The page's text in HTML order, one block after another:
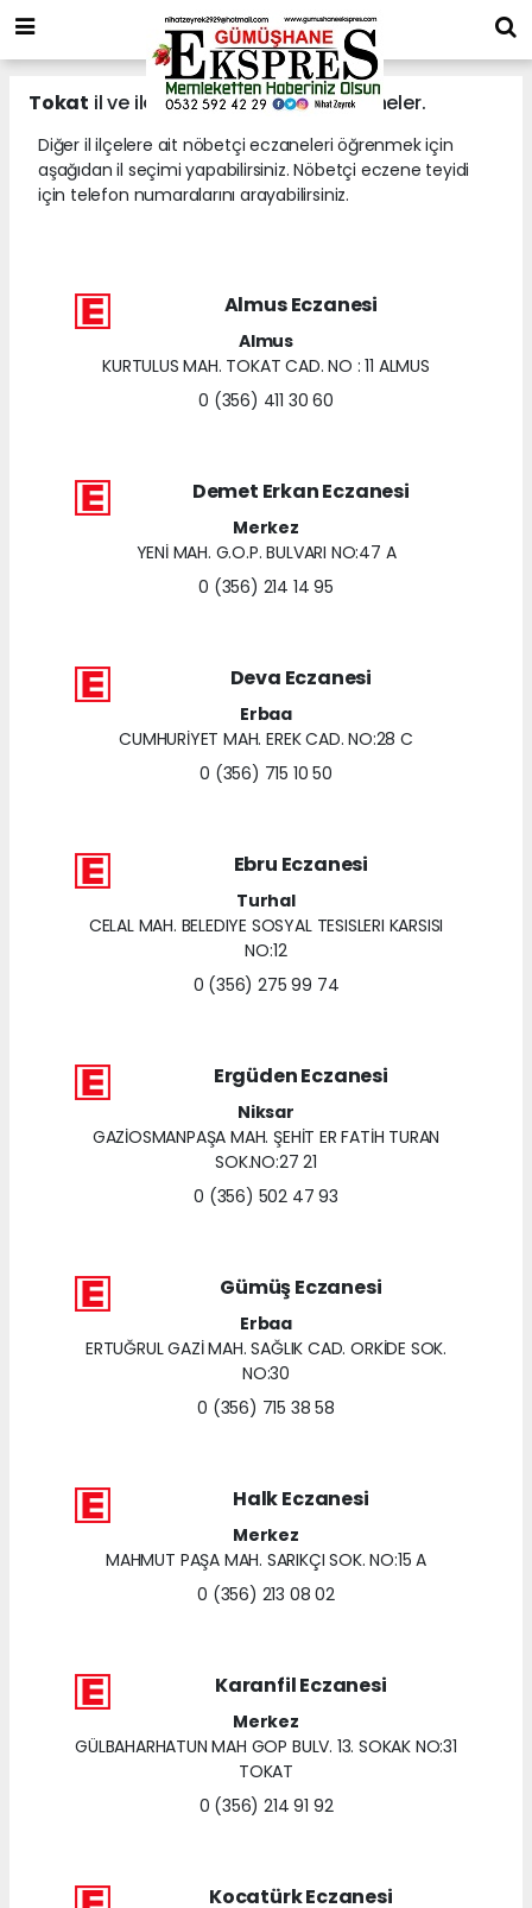
Tokat il ve ilçelerine ait nöbetçi eczaneler.
Diğer il ilçelere ait nöbetçi eczaneleri öğrenmek için
aşağıdan il seçimi yapabilirsiniz. Nöbetçi eczene teyidi
için telefon numaralarını arayabilirsiniz.
Almus Eczanesi
Almus
KURTULUS MAH. TOKAT CAD. NO : 11 ALMUS
0 (356) 411 30 60
Demet Erkan Eczanesi
Merkez
YENİ MAH. G.O.P. BULVARI NO:47 A
0 (356) 214 14 95
Deva Eczanesi
Erbaa
CUMHURİYET MAH. EREK CAD. NO:28 C
0 (356) 715 10 50
Ebru Eczanesi
Turhal
CELAL MAH. BELEDIYE SOSYAL TESISLERI KARSISI
NO:12
0 (356) 275 99 74
Ergüden Eczanesi
Niksar
GAZİOSMANPAŞA MAH. ŞEHİT ER FATİH TURAN
SOK.NO:27 21
0 (356) 502 47 93
Gümüş Eczanesi
Erbaa
ERTUĞRUL GAZİ MAH. SAĞLIK CAD. ORKİDE SOK.
NO:30
0 (356) 715 38 58
Halk Eczanesi
Merkez
MAHMUT PAŞA MAH. SARIKÇI SOK. NO:15 A
0 (356) 213 08 02
Karanfil Eczanesi
Merkez
GÜLBAHARHATUN MAH GOP BULV. 13. SOKAK NO:31
TOKAT
0 (356) 214 91 92
Kocatürk Eczanesi